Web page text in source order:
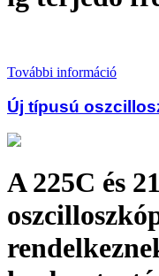
További információ
Új típusú
A 225C és